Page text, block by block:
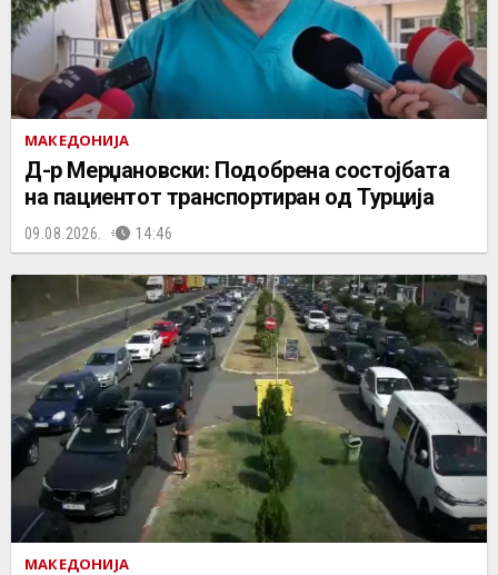
МАКЕДОНИЈА
Д-р Мерџановски: Подобрена состојбата
на пациентот транспортиран од Турција
09.08.2026. 14:46
МАКЕДОНИЈА